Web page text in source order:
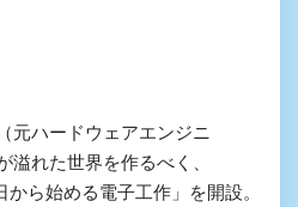
元ハードウェアエンジニ
溢れた世界を作るべく、
ら始める電子工作」を開設。